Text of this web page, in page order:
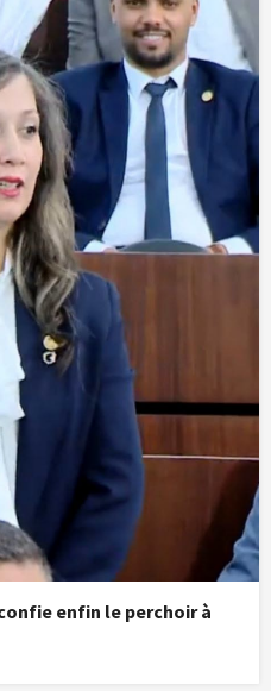
enfin le perchoir à